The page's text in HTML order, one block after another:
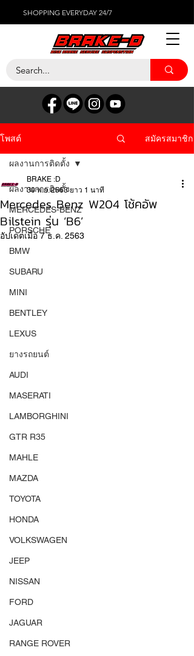
SHOPPING EVERYDAY 24/7
โพสต์ สมัครสมาชิก
ผลงานการติดตั้ง
MERCEDES-BENZ
PORSCHE
BMW
SUBARU
MINI
BENTLEY
LEXUS
ยางรถยนต์
AUDI
MASERATI
LAMBORGHINI
GTR R35
MAHLE
MAZDA
TOYOTA
HONDA
VOLKSWAGEN
JEEP
NISSAN
FORD
JAGUAR
RANGE ROVER
ผลงานการติดตั้ง
Mercedes Benz W204 โช้คอัพ
Bilstein รุ่น ‘B6’
BRAKE :D
30 พ.ย. 2563 ยาว 1 นาที
อัปเดตเมื่อ7 ธ.ค. 2563